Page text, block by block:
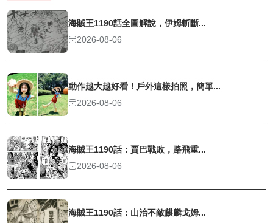
海賊王1190話全圖解說，伊姆斬斷...
2026-08-06
動作越大越好看！戶外這樣拍照，簡單...
2026-08-06
海賊王1190話：賈巴戰敗，路飛重...
2026-08-06
海賊王1190話：山治不敵麒麟戈姆...